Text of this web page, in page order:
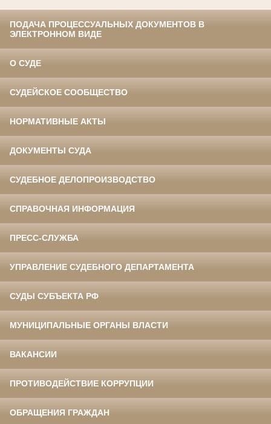
ПОДАЧА ПРОЦЕССУАЛЬНЫХ ДОКУМЕНТОВ В
ЭЛЕКТРОННОМ ВИДЕ
О СУДЕ
СУДЕЙСКОЕ СООБЩЕСТВО
НОРМАТИВНЫЕ АКТЫ
ДОКУМЕНТЫ СУДА
СУДЕБНОЕ ДЕЛОПРОИЗВОДСТВО
СПРАВОЧНАЯ ИНФОРМАЦИЯ
ПРЕСС-СЛУЖБА
УПРАВЛЕНИЕ СУДЕБНОГО ДЕПАРТАМЕНТА
СУДЫ СУБЪЕКТА РФ
МУНИЦИПАЛЬНЫЕ ОРГАНЫ ВЛАСТИ
ВАКАНСИИ
ПРОТИВОДЕЙСТВИЕ КОРРУПЦИИ
ОБРАЩЕНИЯ ГРАЖДАН